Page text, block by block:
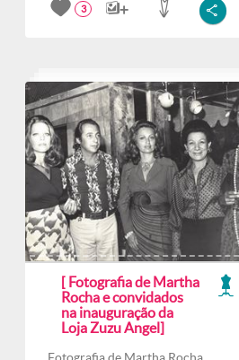
3
[ Fotografia de Martha
Rocha e convidados
na inauguração da
Loja Zuzu Angel]